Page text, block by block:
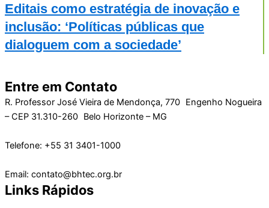
Editais como estratégia de inovação e
inclusão: ‘Políticas públicas que
dialoguem com a sociedade’
Entre em Contato
R. Professor José Vieira de Mendonça, 770 Engenho Nogueira
– CEP 31.310-260 Belo Horizonte – MG
Telefone: +55 31 3401-1000
Email: contato@bhtec.org.br
Links Rápidos